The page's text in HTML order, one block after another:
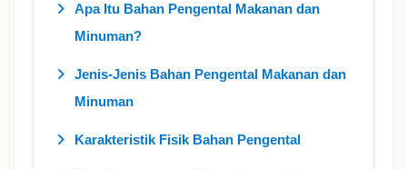
Apa Itu Bahan Pengental Makanan dan
Minuman?
Jenis-Jenis Bahan Pengental Makanan dan
Minuman
Karakteristik Fisik Bahan Pengental